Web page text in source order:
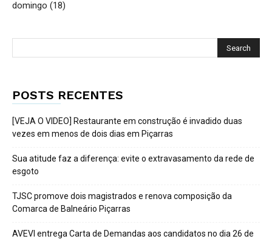
domingo (18)
POSTS RECENTES
[VEJA O VIDEO] Restaurante em construção é invadido duas
vezes em menos de dois dias em Piçarras
Sua atitude faz a diferença: evite o extravasamento da rede de
esgoto
TJSC promove dois magistrados e renova composição da
Comarca de Balneário Piçarras
AVEVI entrega Carta de Demandas aos candidatos no dia 26 de